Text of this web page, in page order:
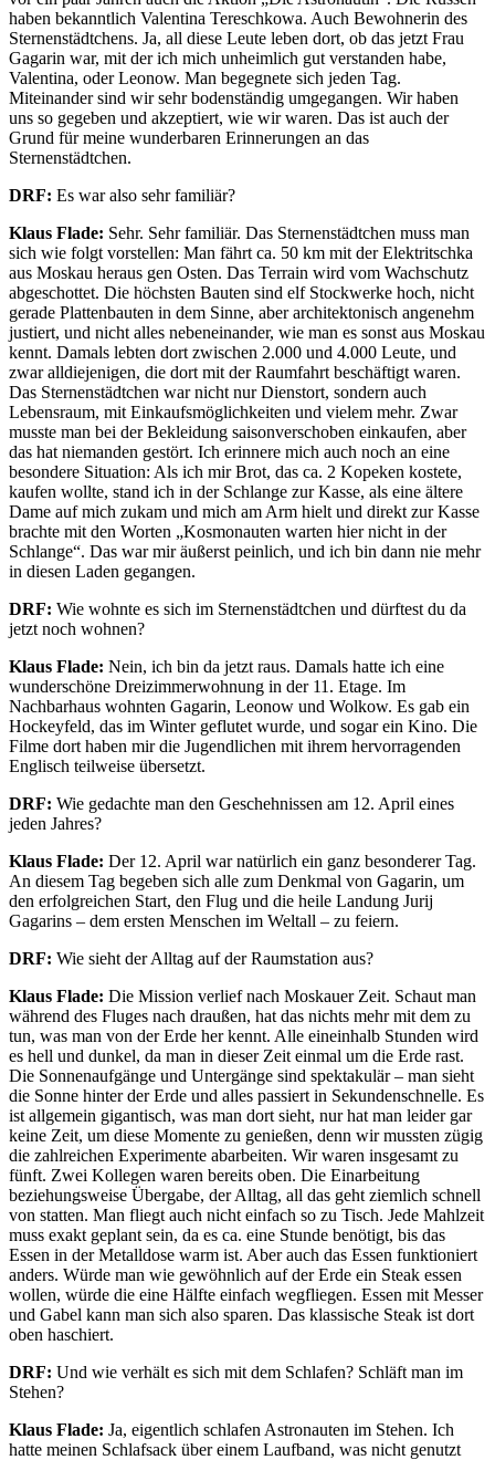
haben bekanntlich Valentina Tereschkowa. Auch Bewohnerin des
Sternenstädtchens. Ja, all diese Leute leben dort, ob das jetzt Frau
Gagarin war, mit der ich mich unheimlich gut verstanden habe,
Valentina, oder Leonow. Man begegnete sich jeden Tag.
Miteinander sind wir sehr bodenständig umgegangen. Wir haben
uns so gegeben und akzeptiert, wie wir waren. Das ist auch der
Grund für meine wunderbaren Erinnerungen an das
Sternenstädtchen.
DRF: Es war also sehr familiär?
Klaus Flade: Sehr. Sehr familiär. Das Sternenstädtchen muss man
sich wie folgt vorstellen: Man fährt ca. 50 km mit der Elektritschka
aus Moskau heraus gen Osten. Das Terrain wird vom Wachschutz
abgeschottet. Die höchsten Bauten sind elf Stockwerke hoch, nicht
gerade Plattenbauten in dem Sinne, aber architektonisch angenehm
justiert, und nicht alles nebeneinander, wie man es sonst aus Moskau
kennt. Damals lebten dort zwischen 2.000 und 4.000 Leute, und
zwar alldiejenigen, die dort mit der Raumfahrt beschäftigt waren.
Das Sternenstädtchen war nicht nur Dienstort, sondern auch
Lebensraum, mit Einkaufsmöglichkeiten und vielem mehr. Zwar
musste man bei der Bekleidung saisonverschoben einkaufen, aber
das hat niemanden gestört. Ich erinnere mich auch noch an eine
besondere Situation: Als ich mir Brot, das ca. 2 Kopeken kostete,
kaufen wollte, stand ich in der Schlange zur Kasse, als eine ältere
Dame auf mich zukam und mich am Arm hielt und direkt zur Kasse
brachte mit den Worten „Kosmonauten warten hier nicht in der
Schlange“. Das war mir äußerst peinlich, und ich bin dann nie mehr
in diesen Laden gegangen.
DRF: Wie wohnte es sich im Sternenstädtchen und dürftest du da
jetzt noch wohnen?
Klaus Flade: Nein, ich bin da jetzt raus. Damals hatte ich eine
wunderschöne Dreizimmerwohnung in der 11. Etage. Im
Nachbarhaus wohnten Gagarin, Leonow und Wolkow. Es gab ein
Hockeyfeld, das im Winter geflutet wurde, und sogar ein Kino. Die
Filme dort haben mir die Jugendlichen mit ihrem hervorragenden
Englisch teilweise übersetzt.
DRF: Wie gedachte man den Geschehnissen am 12. April eines
jeden Jahres?
Klaus Flade: Der 12. April war natürlich ein ganz besonderer Tag.
An diesem Tag begeben sich alle zum Denkmal von Gagarin, um
den erfolgreichen Start, den Flug und die heile Landung Jurij
Gagarins – dem ersten Menschen im Weltall – zu feiern.
DRF: Wie sieht der Alltag auf der Raumstation aus?
Klaus Flade: Die Mission verlief nach Moskauer Zeit. Schaut man
während des Fluges nach draußen, hat das nichts mehr mit dem zu
tun, was man von der Erde her kennt. Alle eineinhalb Stunden wird
es hell und dunkel, da man in dieser Zeit einmal um die Erde rast.
Die Sonnenaufgänge und Untergänge sind spektakulär – man sieht
die Sonne hinter der Erde und alles passiert in Sekundenschnelle. Es
ist allgemein gigantisch, was man dort sieht, nur hat man leider gar
keine Zeit, um diese Momente zu genießen, denn wir mussten zügig
die zahlreichen Experimente abarbeiten. Wir waren insgesamt zu
fünft. Zwei Kollegen waren bereits oben. Die Einarbeitung
beziehungsweise Übergabe, der Alltag, all das geht ziemlich schnell
von statten. Man fliegt auch nicht einfach so zu Tisch. Jede Mahlzeit
muss exakt geplant sein, da es ca. eine Stunde benötigt, bis das
Essen in der Metalldose warm ist. Aber auch das Essen funktioniert
anders. Würde man wie gewöhnlich auf der Erde ein Steak essen
wollen, würde die eine Hälfte einfach wegfliegen. Essen mit Messer
und Gabel kann man sich also sparen. Das klassische Steak ist dort
oben haschiert.
DRF: Und wie verhält es sich mit dem Schlafen? Schläft man im
Stehen?
Klaus Flade: Ja, eigentlich schlafen Astronauten im Stehen. Ich
hatte meinen Schlafsack über einem Laufband, was nicht genutzt